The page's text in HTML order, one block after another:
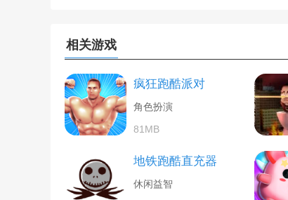
相关游戏
疯狂跑酷派对
角色扮演
81MB
地铁跑酷直充器
休闲益智